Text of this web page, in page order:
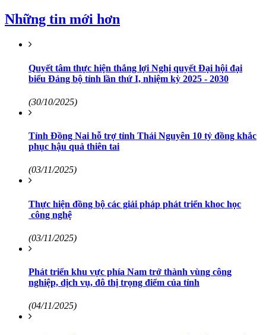
Những tin mới hơn
Quyết tâm thực hiện thắng lợi Nghị quyết Đại hội đại
biểu Đảng bộ tỉnh lần thứ I, nhiệm kỳ 2025 - 2030
(30/10/2025)
Tỉnh Đồng Nai hỗ trợ tỉnh Thái Nguyên 10 tỷ đồng khắc
phục hậu quả thiên tai
(03/11/2025)
Thực hiện đồng bộ các giải pháp phát triển khoc học
công nghệ
(03/11/2025)
Phát triển khu vực phía Nam trở thành vùng công
nghiệp, dịch vụ, đô thị trọng điểm của tỉnh
(04/11/2025)